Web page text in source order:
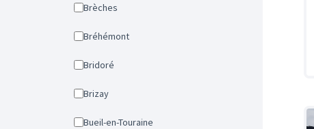
Brèches
Bréhémont
Bridoré
Brizay
Bueil-en-Touraine